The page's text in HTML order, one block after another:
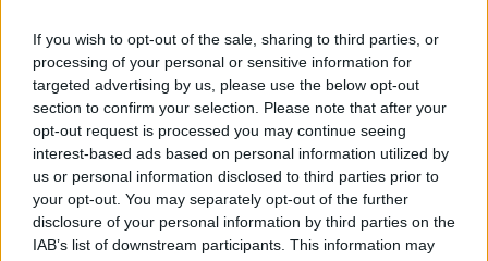
If you wish to opt-out of the sale, sharing to third parties, or
processing of your personal or sensitive information for
targeted advertising by us, please use the below opt-out
section to confirm your selection. Please note that after your
opt-out request is processed you may continue seeing
interest-based ads based on personal information utilized by
us or personal information disclosed to third parties prior to
your opt-out. You may separately opt-out of the further
disclosure of your personal information by third parties on the
IAB’s list of downstream participants. This information may
πόλεμο απέναντι στη Χαμάς
Κόσμος14.02.2025 20:00
Ερντογάν κατά Τραμπ: Θηριωδία το
σχέδιο για τη Γάζα - Μήνυμα
επέμβασης στη Συρία